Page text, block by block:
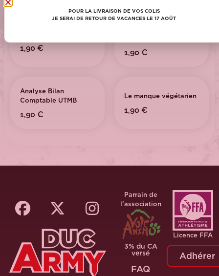
1,90 €
Protocole
1,90 €
Analyse Bilan
Comptable UTMB
1,90 €
Le manque végétarien
1,90 €
Parrain de
l’association
3% du CA
versé
FAQ
Licence FFA
Adhérer
POUR LA LIVRAISON DE VOS COLIS
JE SERAI DE RETOUR DE VACANCES LE 17 AOÛT